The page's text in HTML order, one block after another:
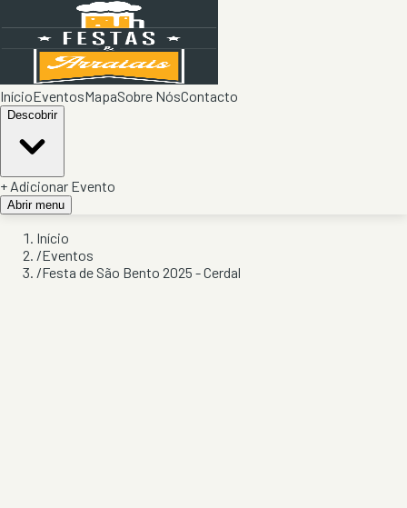
InícioEventosMapaSobre NósContacto
Descobrir
+ Adicionar Evento
Abrir menu
Início
/Eventos
/Festa de São Bento 2025 - Cerdal